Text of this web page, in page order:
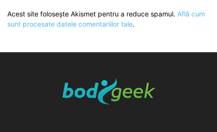
Acest site folosește Akismet pentru a reduce spamul. Află cum
sunt procesate datele comentariilor tale.